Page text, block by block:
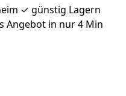
✓ günstig Lagern
Angebot in nur 4 Min